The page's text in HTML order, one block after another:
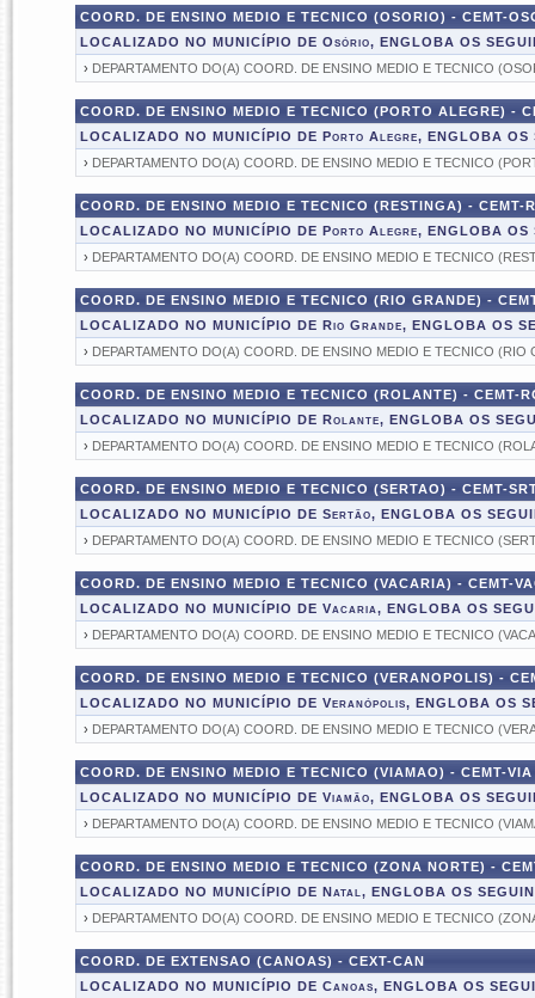
COORD. DE ENSINO MEDIO E TECNICO (OSORIO) - CEMT-
LOCALIZADO NO MUNICÍPIO DE Osório, ENGLOBA OS
› DEPARTAMENTO DO(A) COORD. DE ENSINO MEDIO E TECNICO
COORD. DE ENSINO MEDIO E TECNICO (PORTO ALEGRE) -
LOCALIZADO NO MUNICÍPIO DE Porto Alegre, ENGLOBA OS
› DEPARTAMENTO DO(A) COORD. DE ENSINO MEDIO E TECNICO
COORD. DE ENSINO MEDIO E TECNICO (RESTINGA) - CEMT-
LOCALIZADO NO MUNICÍPIO DE Porto Alegre, ENGLOBA OS
› DEPARTAMENTO DO(A) COORD. DE ENSINO MEDIO E TECNICO
COORD. DE ENSINO MEDIO E TECNICO (RIO GRANDE) -
LOCALIZADO NO MUNICÍPIO DE Rio Grande, ENGLOBA OS
› DEPARTAMENTO DO(A) COORD. DE ENSINO MEDIO E TECNICO (RIO
COORD. DE ENSINO MEDIO E TECNICO (ROLANTE) - CEMT-
LOCALIZADO NO MUNICÍPIO DE Rolante, ENGLOBA OS
› DEPARTAMENTO DO(A) COORD. DE ENSINO MEDIO E TECNICO
COORD. DE ENSINO MEDIO E TECNICO (SERTAO) - CEMT-
LOCALIZADO NO MUNICÍPIO DE Sertão, ENGLOBA OS
› DEPARTAMENTO DO(A) COORD. DE ENSINO MEDIO E TECNICO
COORD. DE ENSINO MEDIO E TECNICO (VACARIA) - CEMT-
LOCALIZADO NO MUNICÍPIO DE Vacaria, ENGLOBA OS
› DEPARTAMENTO DO(A) COORD. DE ENSINO MEDIO E TECNICO
COORD. DE ENSINO MEDIO E TECNICO (VERANOPOLIS) -
LOCALIZADO NO MUNICÍPIO DE Veranópolis, ENGLOBA OS
› DEPARTAMENTO DO(A) COORD. DE ENSINO MEDIO E TECNICO
COORD. DE ENSINO MEDIO E TECNICO (VIAMAO) - CEMT-VIA
LOCALIZADO NO MUNICÍPIO DE Viamão, ENGLOBA OS
› DEPARTAMENTO DO(A) COORD. DE ENSINO MEDIO E TECNICO
COORD. DE ENSINO MEDIO E TECNICO (ZONA NORTE) -
LOCALIZADO NO MUNICÍPIO DE Natal, ENGLOBA OS
› DEPARTAMENTO DO(A) COORD. DE ENSINO MEDIO E TECNICO
COORD. DE EXTENSAO (CANOAS) - CEXT-CAN
LOCALIZADO NO MUNICÍPIO DE Canoas, ENGLOBA OS